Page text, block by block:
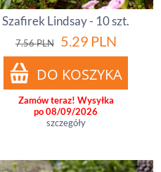
Szafirek Lindsay - 10 szt.
7.56PLN 5.29 PLN
Zamów teraz! Wysyłka
po 08/09/2026
szczegóły